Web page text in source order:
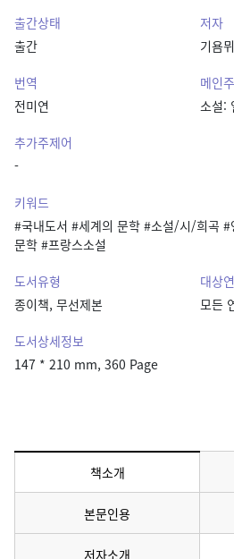
출간상태
출간
저자
기욤
번역
전미연
메인
소설:
추가주제어
-
키워드
#국내도서 #세계의 문학 #소설/시/희곡
문학 #프랑스소설
도서유형
종이책, 무선제본
대상
모든
도서상세정보
147 * 210 mm, 360 Page
책소개메뉴 선택됨
본문인용
저자소개